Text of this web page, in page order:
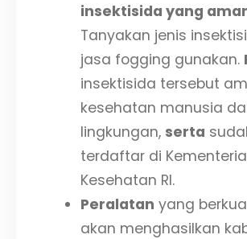
insektisida yang
Tanyakan jenis
jasa fogging gunakan.
insektisida tersebut
kesehatan manusia
lingkungan, serta
terdaftar di
Kesehatan RI.
Peralatan yang
akan menghasilkan